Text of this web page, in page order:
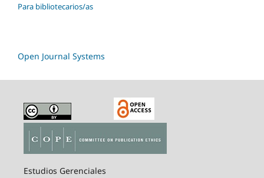
Para bibliotecarios/as
Open Journal Systems
Estudios Gerenciales